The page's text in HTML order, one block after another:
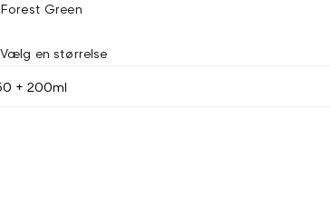
Forest Green
Vælg en størrelse
+ 200ml